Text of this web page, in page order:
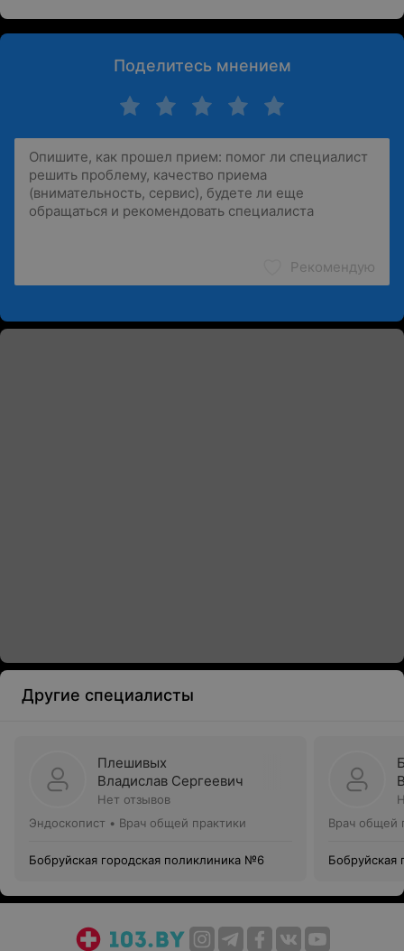
Поделитесь мнением
Рекомендую
Другие специалисты
Плешивых
Владислав Сергеевич
Нет отзывов
Эндоскопист • Врач общей практики
Бобруйская городская поликлиника №6
Врач общей
Бобруйская